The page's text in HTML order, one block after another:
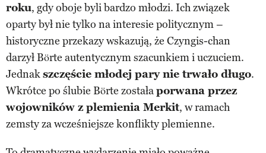
roku, gdy oboje byli bardzo młodzi. Ich związek
oparty był nie tylko na interesie politycznym –
historyczne przekazy wskazują, że Czyngis-chan
darzył Börte autentycznym szacunkiem i uczuciem.
Jednakszczęście młodej pary nie trwało długo.
Wkrótce po ślubie Börte zostałaporwana przez
wojowników z plemienia Merkit, w ramach
zemsty za wcześniejsze konflikty plemienne.